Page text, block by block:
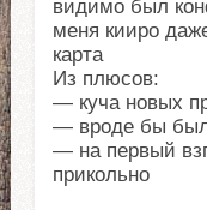
видимо был
меня кииро
карта
Из плюсов:
— куча новых
— вроде бы
— на первый
прикольно